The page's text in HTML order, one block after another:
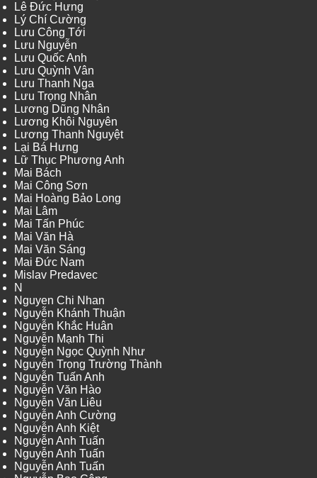
Lê Đức Hưng
Lý Chí Cường
Lưu Công Tới
Lưu Nguyễn
Lưu Quốc Anh
Lưu Quỳnh Vân
Lưu Thanh Nga
Lưu Trọng Nhân
Lương Dũng Nhân
Lương Khôi Nguyên
Lương Thanh Nguyệt
Lại Bá Hưng
Lữ Thục Phương Anh
Mai Bách
Mai Công Sơn
Mai Hoàng Bảo Long
Mai Lâm
Mai Tấn Phúc
Mai Văn Hà
Mai Văn Sáng
Mai Đức Nam
Mislav Predavec
N
Nguyen Chi Nhan
Nguyễn Khánh Thuận
Nguyễn Khắc Huân
Nguyễn Mạnh Thi
Nguyễn Ngọc Quỳnh Như
Nguyễn Trọng Trường Thành
Nguyễn Tuấn Anh
Nguyễn Văn Hào
Nguyễn Văn Liêu
Nguyễn Anh Cường
Nguyễn Anh Kiệt
Nguyễn Anh Tuấn
Nguyễn Anh Tuấn
Nguyễn Anh Tuấn